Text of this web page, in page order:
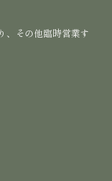
、その他臨時営業す